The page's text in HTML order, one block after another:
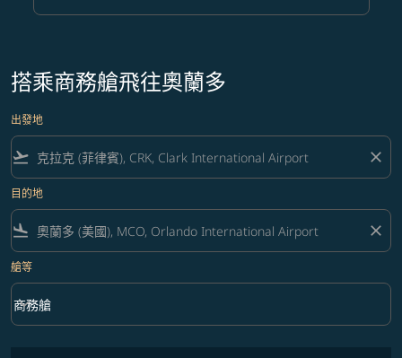
搭乘商務艙飛往奧蘭多
出發地
flight_takeoff close
目的地
flight_land close
艙等
艙等 option 商務艙 Selected
商務艙
keyboard_arrow_down